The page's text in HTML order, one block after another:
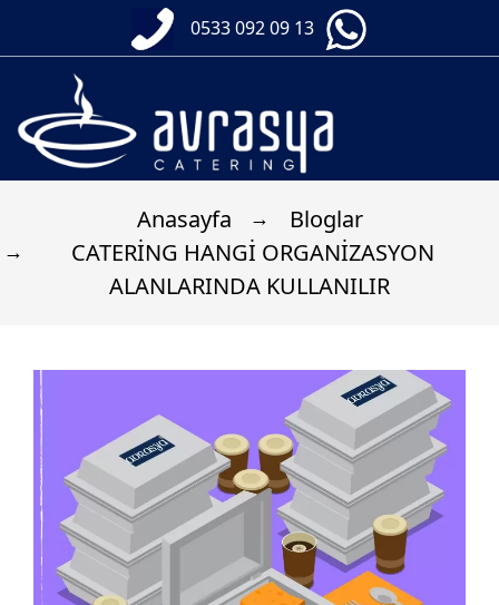
0533 092 09 13
Anasayfa
Bloglar
CATERİNG HANGİ ORGANİZASYON
ALANLARINDA KULLANILIR